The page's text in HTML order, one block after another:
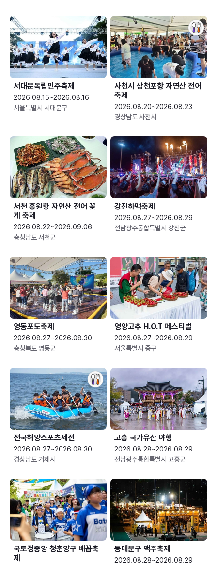
서대문독립민주축제
2026.08.15~2026.08.16
서울특별시 서대문구
사천시 삼천포항 자연산 전어
축제
2026.08.20~2026.08.23
경상남도 사천시
서천 홍원항 자연산 전어 꽃
게 축제
2026.08.22~2026.09.06
충청남도 서천군
강진하맥축제
2026.08.27~2026.08.29
전남광주통합특별시 강진군
영동포도축제
2026.08.27~2026.08.30
충청북도 영동군
영양고추 H.O.T 페스티벌
2026.08.27~2026.08.29
서울특별시 중구
전국해양스포츠제전
2026.08.27~2026.08.30
경상남도 거제시
고흥 국가유산 야행
2026.08.28~2026.08.29
전남광주통합특별시 고흥군
국토정중앙 청춘양구 배꼽축
제
동대문구 맥주축제
2026.08.28~2026.08.29